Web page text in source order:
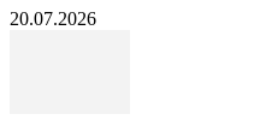
20.07.2026